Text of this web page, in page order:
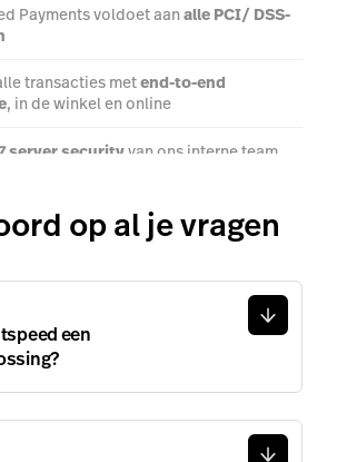
Payments voldoet aan alle PCI/ DSS-
transacties metend-to-end
, in de winkel en online
server securityvan ons interne team
Praat met een expert
op al je vragen
een